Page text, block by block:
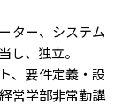
ター、システム
し、独立。
、要件定義・設
営学部非常勤講